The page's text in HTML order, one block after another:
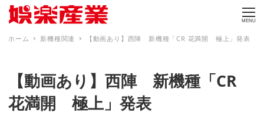
MENU
ホーム 新機種関連 【動画あり】西陣 新機種「CR 花満開 極上」発表
【動画あり】西陣 新機種「CR
花満開 極上」発表